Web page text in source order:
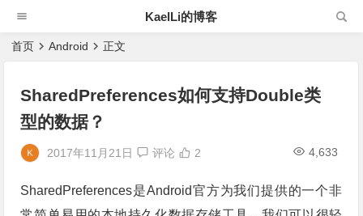
KaelLi的博客
首页 Android 正文
SharedPreferences如何支持Double类
型的数据？
2017年11月21日 评论 4,633
2
SharedPreferences是Android官方为我们提供的一个非